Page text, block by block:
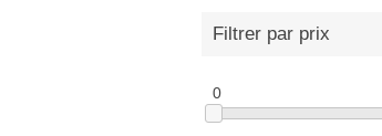
Filtrer par prix
0